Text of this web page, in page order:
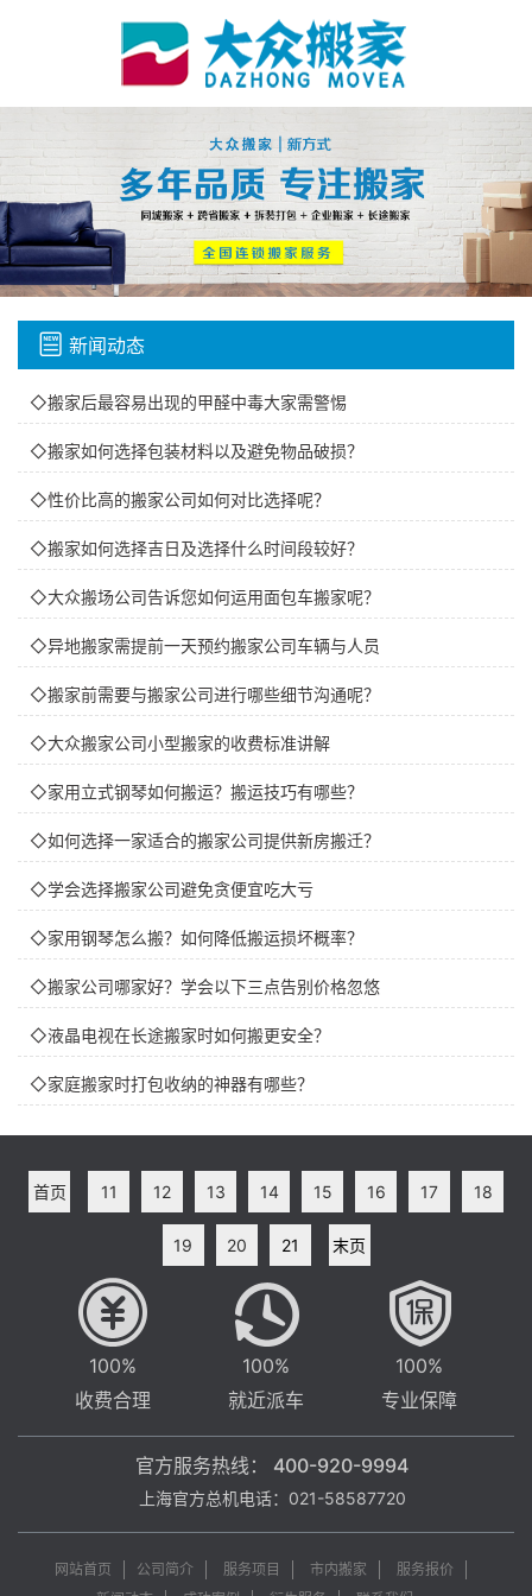
新闻动态
◇搬家后最容易出现的甲醛中毒大家需警惕
◇搬家如何选择包装材料以及避免物品破损？
◇性价比高的搬家公司如何对比选择呢？
◇搬家如何选择吉日及选择什么时间段较好？
◇大众搬场公司告诉您如何运用面包车搬家呢？
◇异地搬家需提前一天预约搬家公司车辆与人员
◇搬家前需要与搬家公司进行哪些细节沟通呢？
◇大众搬家公司小型搬家的收费标准讲解
◇家用立式钢琴如何搬运？搬运技巧有哪些？
◇如何选择一家适合的搬家公司提供新房搬迁？
◇学会选择搬家公司避免贪便宜吃大亏
◇家用钢琴怎么搬？如何降低搬运损坏概率？
◇搬家公司哪家好？学会以下三点告别价格忽悠
◇液晶电视在长途搬家时如何搬更安全？
◇家庭搬家时打包收纳的神器有哪些？
首页 11 12 13 14 15 16 17 18
19 20 21 末页
100%
收费合理
100%
就近派车
100%
专业保障
官方服务热线： 400-920-9994
上海官方总机电话：021-58587720
网站首页 公司简介 服务项目 市内搬家
服务报价